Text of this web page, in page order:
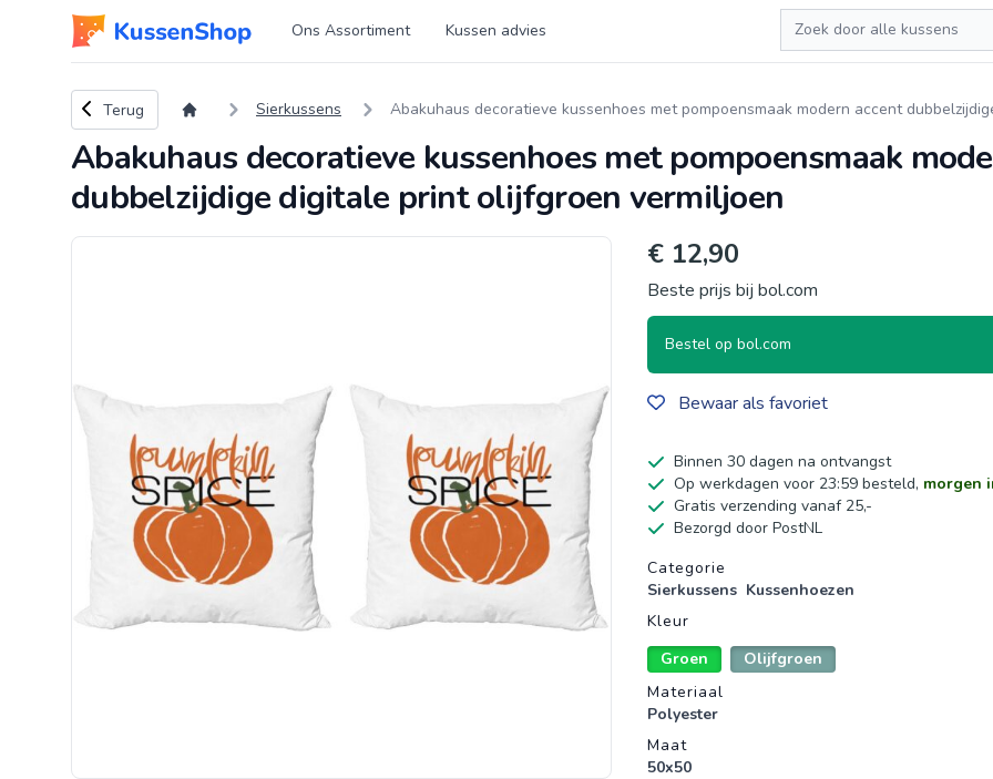
Logo www.kussenshop.nl Ons Assortiment Kussen advies
Zoeken
Terug naar overzicht
Terug Sierkussens Abakuhaus decoratieve kussenhoes met pompoensmaak modern accent
Abakuhaus decoratieve kussenhoes met pompoensmaak
dubbelzijdige digitale print olijfgroen vermiljoen
€ 12,90
Beste prijs bij bol.com
Bestel op bol.com
Bewaar als favoriet
Binnen 30 dagen na ontvangst
Op werkdagen voor 23:59 besteld, morgen
Gratis verzending vanaf 25,-
Bezorgd door PostNL
Productgegevens
Categorie
Sierkussens Kussenhoezen
Kleur
Groen
Olijfgroen
Materiaal
Polyester
Maat
50x50